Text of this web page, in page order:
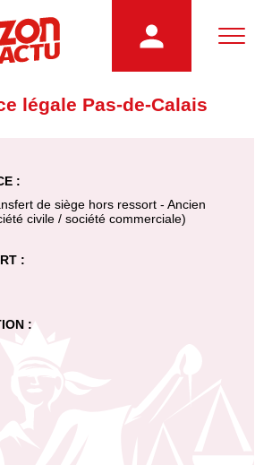
légale Pas-de-Calais
:
de siège hors ressort - Ancien
civile / société commerciale)
:
: